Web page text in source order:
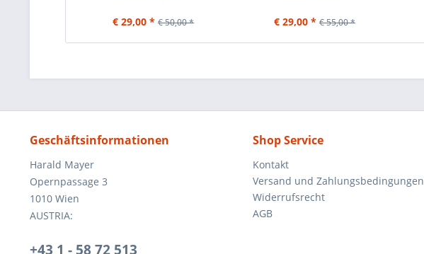
€ 29,00 * € 50,00 * € 29,00 * € 55,00 *
Geschäftsinformationen
Harald Mayer
Opernpassage 3
1010 Wien
AUSTRIA:
+43 1 - 58 72 513
Shop Service
Kontakt
Versand und Zahlungsbedingungen
Widerrufsrecht
AGB